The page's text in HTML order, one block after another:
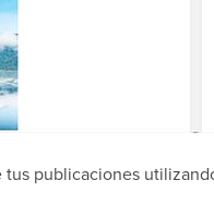
publicaciones